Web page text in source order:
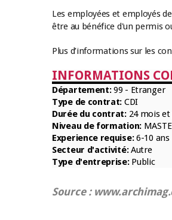
Les employées et employés
être au bénéfice d'un permis
Plus d’informations sur les
INFORMATIONS
Département:99 - Etranger
Type de contrat: CDI
Durée du contrat: 24 mois et
Niveau de formation:
Experience requise:6-10 ans
Secteur d'activité:Autre
Type d'entreprise: Public
Source :